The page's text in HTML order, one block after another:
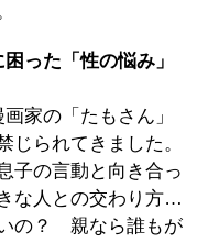
った「性の悩み」
家の「たもさん」
じられてきました。
子の言動と向き合っ
な人との交わり方…
の？ 親なら誰もが